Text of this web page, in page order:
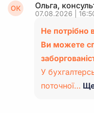
ОК Ольга,
07.08.2026 |
Не потрібно
Ви можете
У
поточної…